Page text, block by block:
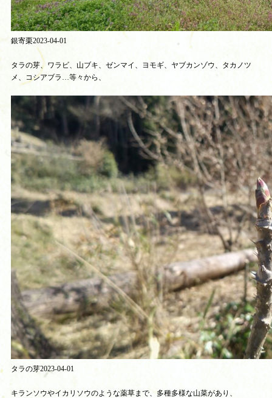
銀寄栗2023-04-01
タラの芽、ワラビ、山ブキ、ゼンマイ、ヨモギ、ヤブカンゾウ、タカノツ
メ、コシアブラ…等々から、
タラの芽2023-04-01
キランソウやイカリソウのような薬草まで、多種多様な山菜があり、